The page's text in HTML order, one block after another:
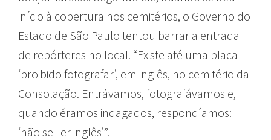
início à cobertura nos cemitérios, o Governo do
Estado de São Paulo tentou barrar a entrada
de repórteres no local. “Existe até uma placa
‘proibido fotografar’, em inglês, no cemitério da
Consolação. Entrávamos, fotografávamos e,
quando éramos indagados, respondíamos:
‘não sei ler inglês’”.